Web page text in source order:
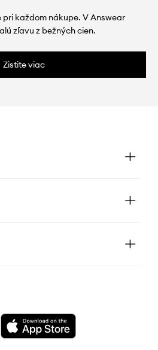
každom nákupe. V Answear
zľavu z bežných cien.
Zistite viac